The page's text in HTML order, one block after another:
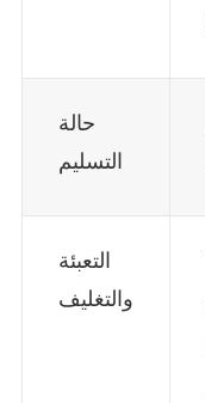
حالة
التسليم
التعبئة
والتغليف